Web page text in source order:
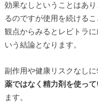
効果なしということはあ
るのですが使用を続ける
観点からみるとレビトラ
いう結論となります。
副作用や健康リスクなし
薬ではなく精力剤を使っ
ます。